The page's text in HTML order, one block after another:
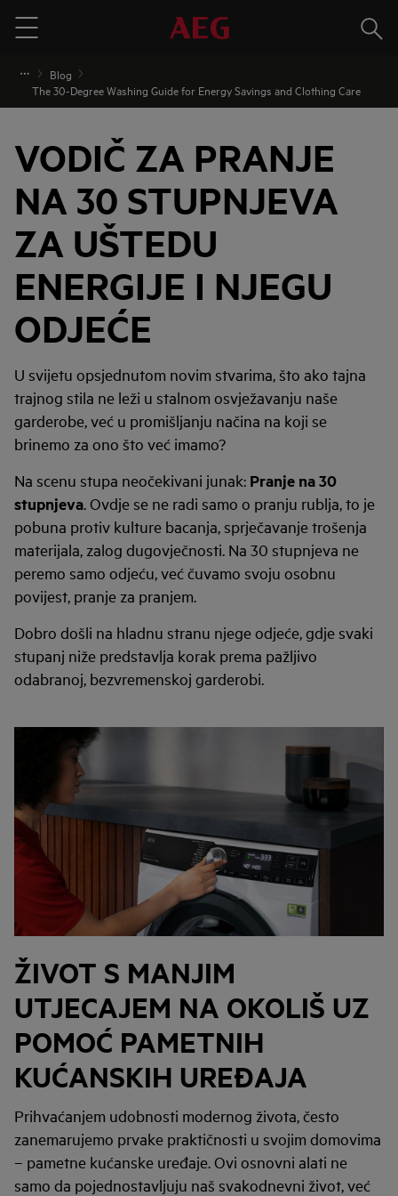
Menu
Traži
Blog
The 30-Degree Washing Guide for Energy Savings and Clothing Care
VODIČ ZA PRANJE
NA 30 STUPNJEVA
ZA UŠTEDU
ENERGIJE I NJEGU
ODJEĆE
U svijetu opsjednutom novim stvarima, što ako tajna
trajnog stila ne leži u stalnom osvježavanju naše
garderobe, već u promišljanju načina na koji se
brinemo za ono što već imamo?
Na scenu stupa neočekivani junak: Pranje na 30
stupnjeva. Ovdje se ne radi samo o pranju rublja, to je
pobuna protiv kulture bacanja, sprječavanje trošenja
materijala, zalog dugovječnosti. Na 30 stupnjeva ne
peremo samo odjeću, već čuvamo svoju osobnu
povijest, pranje za pranjem.
Dobro došli na hladnu stranu njege odjeće, gdje svaki
stupanj niže predstavlja korak prema pažljivo
odabranoj, bezvremenskoj garderobi.
ŽIVOT S MANJIM
UTJECAJEM NA OKOLIŠ UZ
POMOĆ PAMETNIH
KUĆANSKIH UREĐAJA
Prihvaćanjem udobnosti modernog života, često
zanemarujemo prvake praktičnosti u svojim domovima
– pametne kućanske uređaje. Ovi osnovni alati ne
samo da pojednostavljuju naš svakodnevni život, već